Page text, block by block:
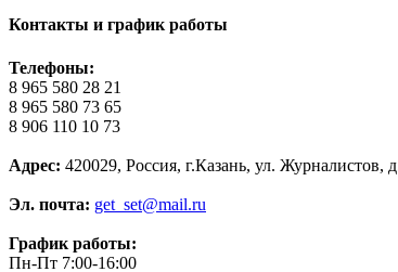
Контакты и график работы
Телефоны:
8 965 580 28 21
8 965 580 73 65
8 906 110 10 73
Адрес: 420029, Россия, г.Казань, ул. Журналистов,
Эл. почта: get_set@mail.ru
График работы:
Пн-Пт 7:00-16:00